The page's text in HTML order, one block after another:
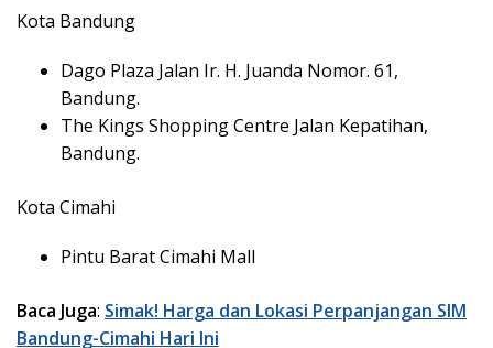
Kota Bandung
Dago Plaza Jalan Ir. H. Juanda Nomor. 61,
Bandung.
The Kings Shopping Centre Jalan Kepatihan,
Bandung.
Kota Cimahi
Pintu Barat Cimahi Mall
Baca Juga: Simak! Harga dan Lokasi Perpanjangan SIM
Bandung-Cimahi Hari Ini